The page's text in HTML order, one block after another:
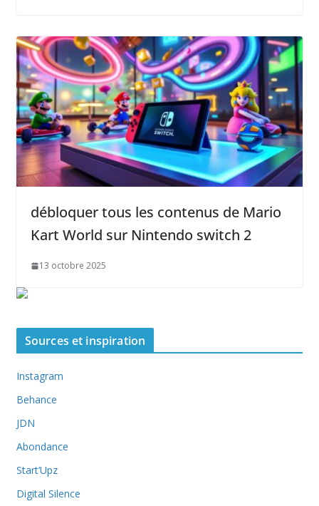
débloquer tous les contenus de Mario
Kart World sur Nintendo switch 2
13 octobre 2025
Sources et inspiration
Instagram
Behance
JDN
Abondance
Start’Upz
Digital Silence